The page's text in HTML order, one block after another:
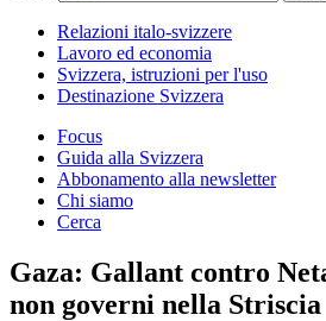
Relazioni italo-svizzere
Lavoro ed economia
Svizzera, istruzioni per l'uso
Destinazione Svizzera
Focus
Guida alla Svizzera
Abbonamento alla newsletter
Chi siamo
Cerca
Gaza: Gallant contro
non governi nella Striscia